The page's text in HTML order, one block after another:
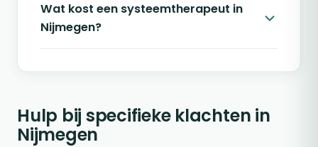
Wat kost een systeemtherapeut in
Nijmegen?
Hulp bij specifieke klachten in
Nijmegen